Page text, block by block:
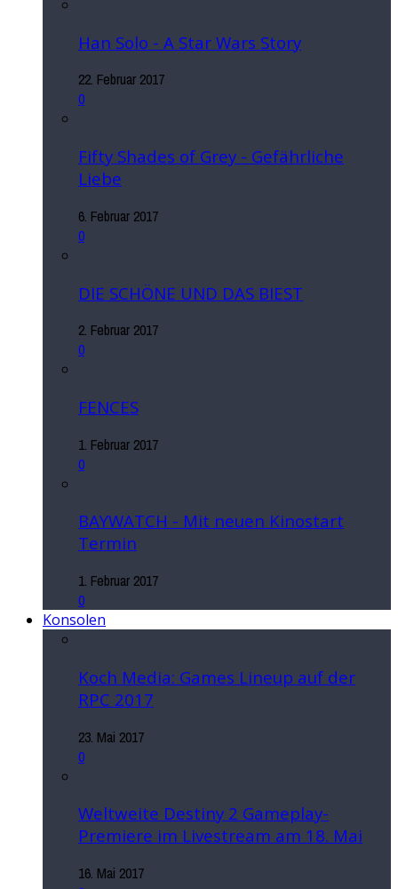
Han Solo - A Star Wars Story
22. Februar 2017
0
Fifty Shades of Grey - Gefährliche
Liebe
6. Februar 2017
0
DIE SCHÖNE UND DAS BIEST
2. Februar 2017
0
FENCES
1. Februar 2017
0
BAYWATCH - Mit neuen Kinostart
Termin
1. Februar 2017
0
Konsolen
Koch Media: Games Lineup auf der
RPC 2017
23. Mai 2017
0
Weltweite Destiny 2 Gameplay-
Premiere im Livestream am 18. Mai
16. Mai 2017